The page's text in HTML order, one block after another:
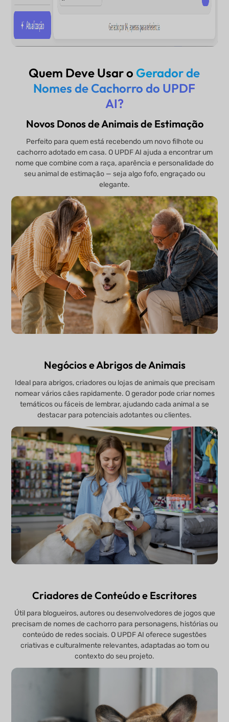
Quem Deve Usar o Gerador de
Nomes de Cachorro do UPDF
AI?
Novos Donos de Animais de Estimação
Perfeito para quem está recebendo um novo filhote ou
cachorro adotado em casa. O UPDF AI ajuda a encontrar um
nome que combine com a raça, aparência e personalidade do
seu animal de estimação — seja algo fofo, engraçado ou
elegante.
Negócios e Abrigos de Animais
Ideal para abrigos, criadores ou lojas de animais que precisam
nomear vários cães rapidamente. O gerador pode criar nomes
temáticos ou fáceis de lembrar, ajudando cada animal a se
destacar para potenciais adotantes ou clientes.
Criadores de Conteúdo e Escritores
Útil para blogueiros, autores ou desenvolvedores de jogos que
precisam de nomes de cachorro para personagens, histórias ou
conteúdo de redes sociais. O UPDF AI oferece sugestões
criativas e culturalmente relevantes, adaptadas ao tom ou
contexto do seu projeto.